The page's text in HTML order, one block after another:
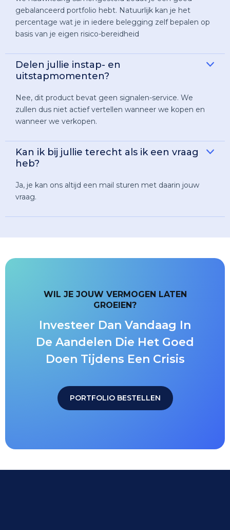
gebalanceerd portfolio hebt. Natuurlijk kan je het
percentage wat je in iedere belegging zelf bepalen op
basis van je eigen risico-bereidheid
Delen jullie instap- en
uitstapmomenten?
Nee, dit product bevat geen signalen-service. We
zullen dus niet actief vertellen wanneer we kopen en
wanneer we verkopen.
Kan ik bij jullie terecht als ik een vraag
heb?
Ja, je kan ons altijd een mail sturen met daarin jouw
vraag.
WIL JE JOUW VERMOGEN LATEN
GROEIEN?
Investeer Dan Vandaag In
De Aandelen Die Het Goed
Doen Tijdens Een Crisis
PORTFOLIO BESTELLEN